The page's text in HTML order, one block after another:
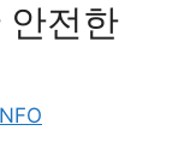
안전한